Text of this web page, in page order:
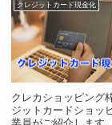
クレジットカード現金化
クレカショッピング
ジットカードショッ